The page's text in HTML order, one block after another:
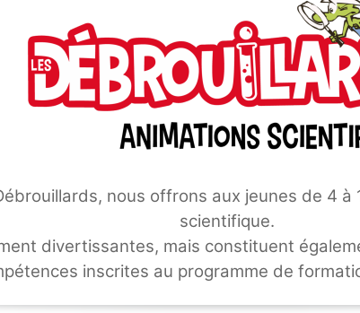
nous offrons aux jeunes de 4
scientifique.
divertissantes, mais constituent
inscrites au programme de